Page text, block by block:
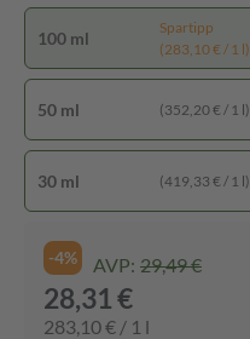
100 ml
Spartipp
(283,10 € / 1 l)
50 ml (352,20 € / 1 l)
30 ml (419,33 € / 1 l)
-4% AVP: 29,49 €
28,31 €
283,10 € / 1 l